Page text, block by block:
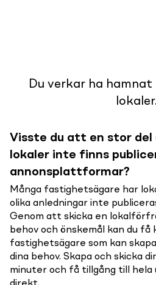
Du verkar ha hamnat
Visste du att en stor del
lokaler inte finns
annonsplattformar?
Många fastighetsägare har
olika anledningar inte
Genom att skicka en
behov och önskemål kan du få
fastighetsägare som kan
dina behov. Skapa och skicka
minuter och få tillgång till